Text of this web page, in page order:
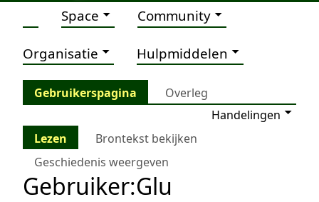
Space Community
Organisatie Hulpmiddelen
Gebruikerspagina
Overleg
Handelingen
Lezen
Brontekst bekijken
Geschiedenis weergeven
Gebruiker:Glu